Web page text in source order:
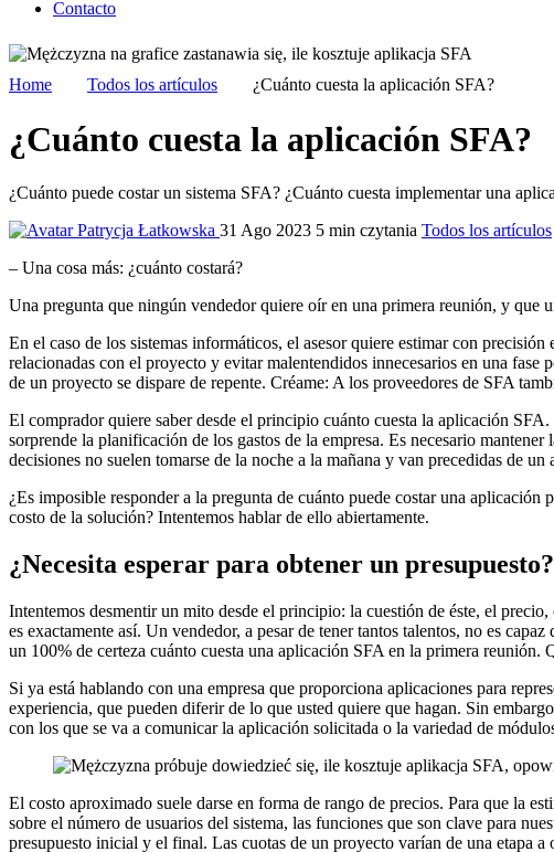
Contacto
Home Todos los artículos ¿Cuánto cuesta la aplicación SFA?
¿Cuánto cuesta la aplicación SFA?
¿Cuánto puede costar un sistema SFA? ¿Cuánto cuesta implementar una
Patrycja Łatkowska 31 Ago 2023 5 min czytania Todos los artículos
– Una cosa más: ¿cuánto costará?
Una pregunta que ningún vendedor quiere oír en una primera reunión, y que
En el caso de los sistemas informáticos, el asesor quiere estimar con
relacionadas con el proyecto y evitar malentendidos innecesarios en una
de un proyecto se dispare de repente. Créame: A los proveedores de SFA
El comprador quiere saber desde el principio cuánto cuesta la aplicación
sorprende la planificación de los gastos de la empresa. Es necesario
decisiones no suelen tomarse de la noche a la mañana y van precedidas de
¿Es imposible responder a la pregunta de cuánto puede costar una
costo de la solución? Intentemos hablar de ello abiertamente.
¿Necesita esperar para obtener un presupuesto?
Intentemos desmentir un mito desde el principio: la cuestión de éste, el
es exactamente así. Un vendedor, a pesar de tener tantos talentos, no es
un 100% de certeza cuánto cuesta una aplicación SFA en la primera
Si ya está hablando con una empresa que proporciona aplicaciones para
experiencia, que pueden diferir de lo que usted quiere que hagan. Sin
con los que se va a comunicar la aplicación solicitada o la variedad de
El costo aproximado suele darse en forma de rango de precios. Para que la
sobre el número de usuarios del sistema, las funciones que son clave para
presupuesto inicial y el final. Las cuotas de un proyecto varían de una etapa